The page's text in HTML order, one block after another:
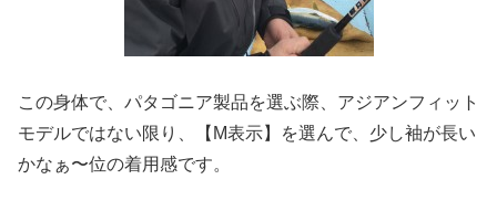
この身体で、パタゴニア製品を選ぶ際、アジアンフィット
モデルではない限り、【M表示】を選んで、少し袖が長い
かなぁ〜位の着用感です。